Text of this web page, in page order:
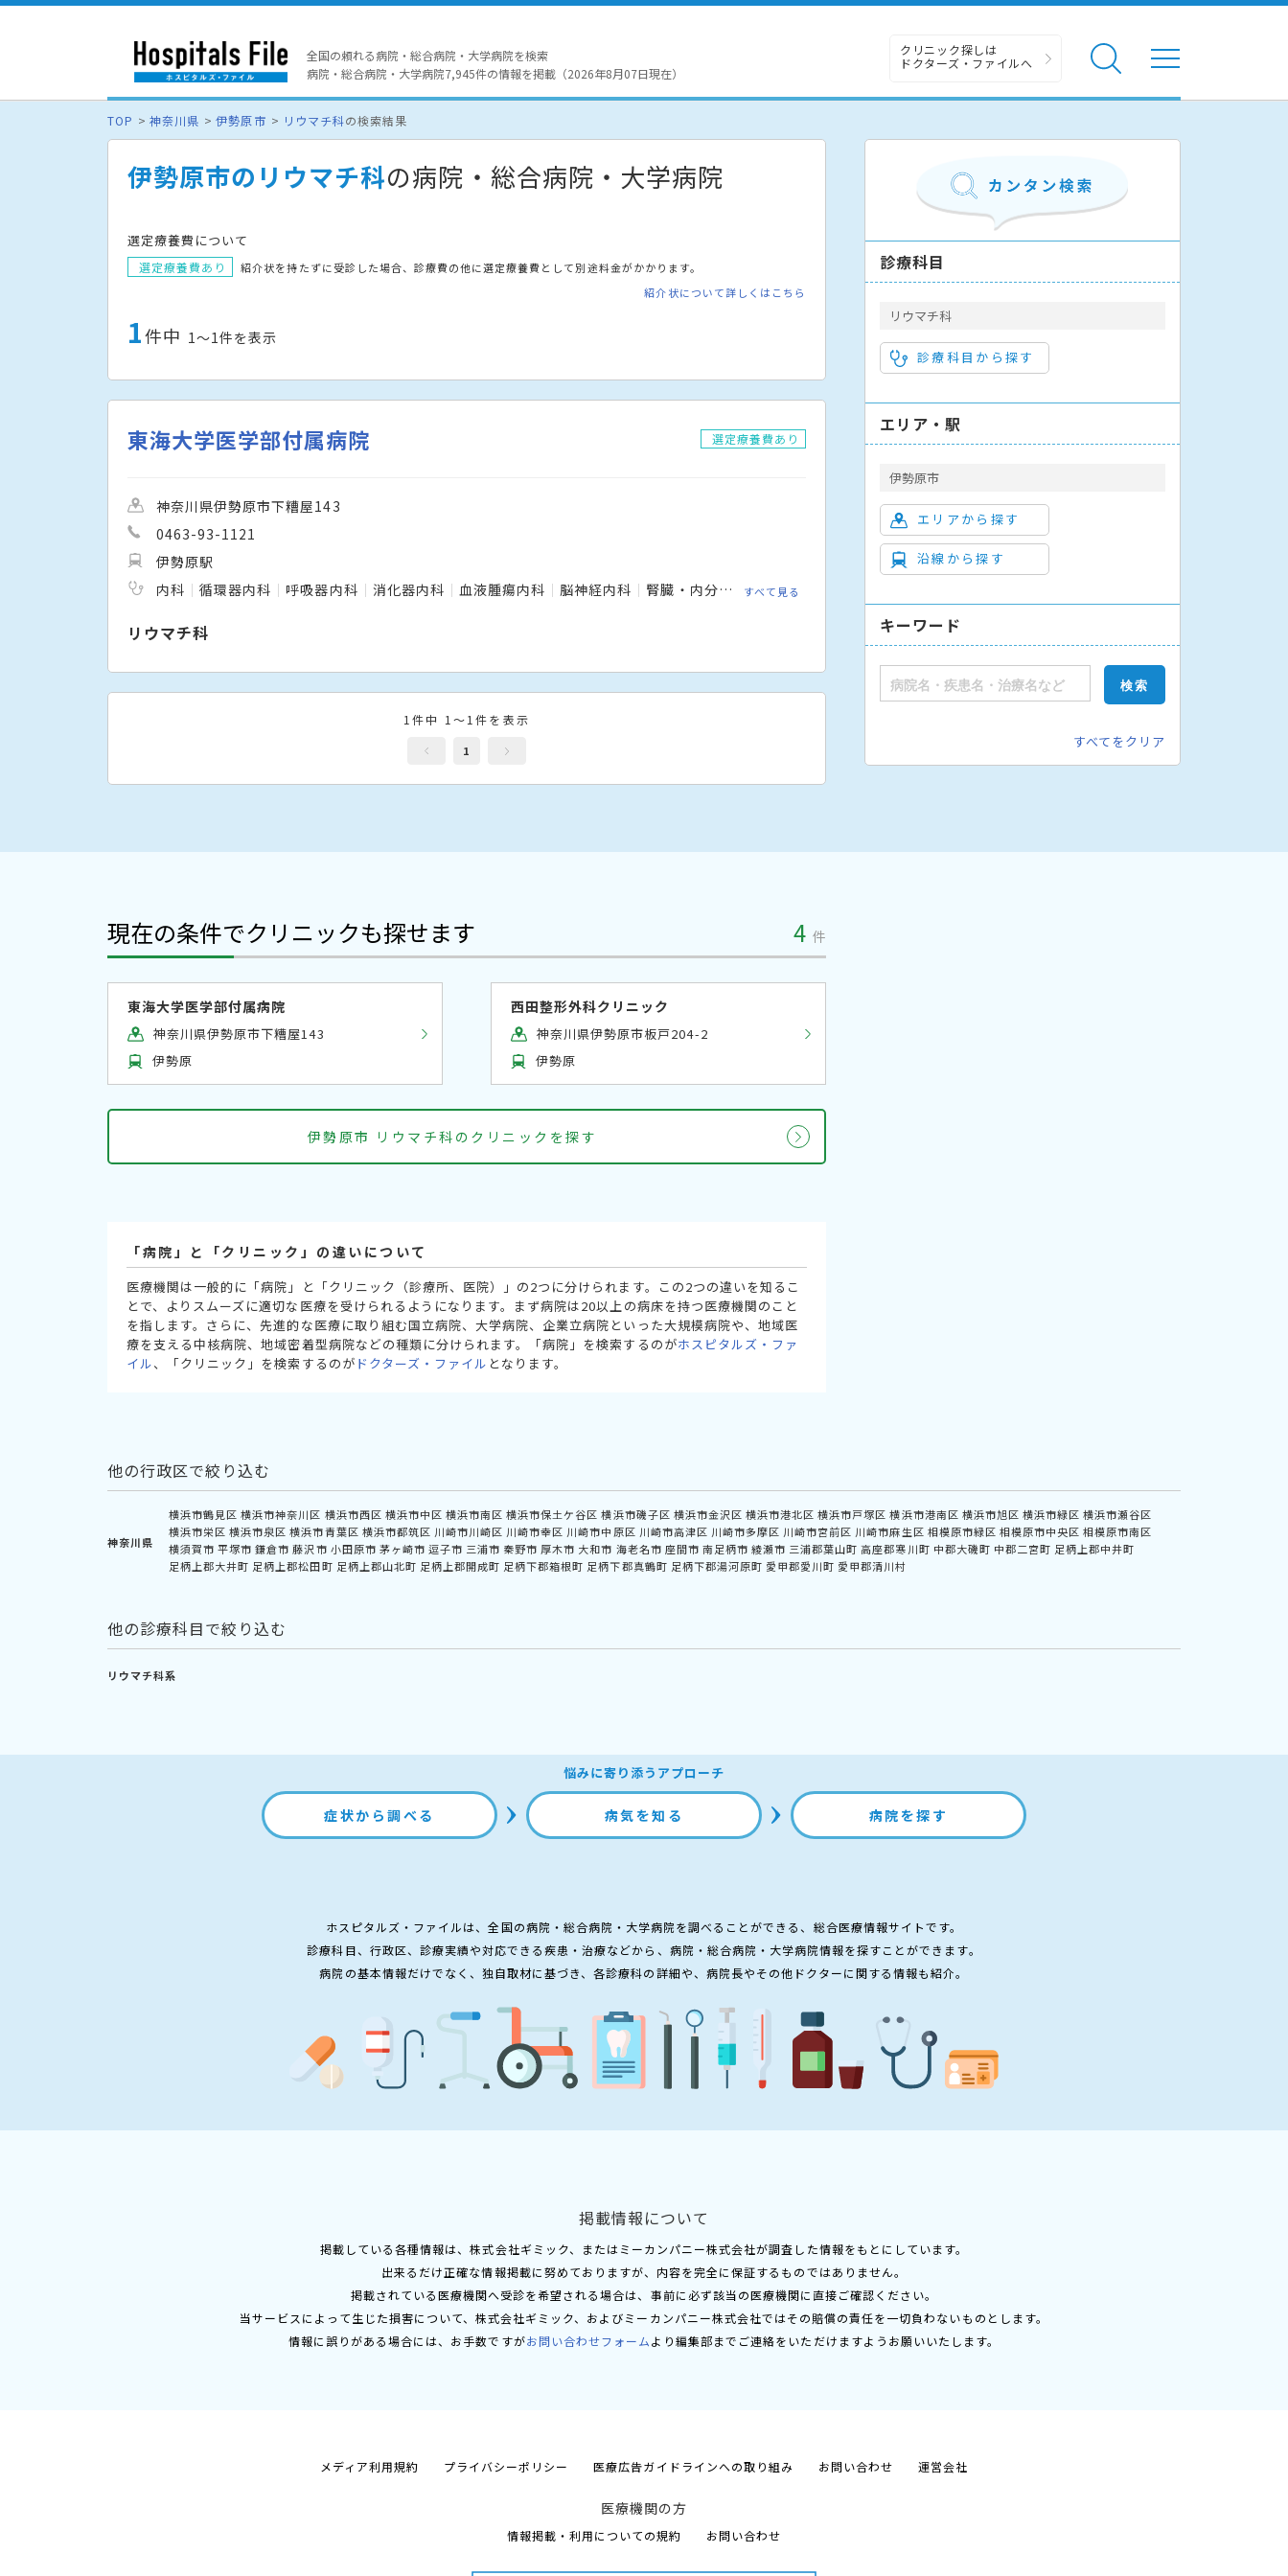
全国の頼れる病院・総合病院・大学病院を検索
病院・総合病院・大学病院7,945件の情報を掲載（2026年8月07日現在）
クリニック探しは
ドクターズ・ファイルへ
TOP 神奈川県 伊勢原市 リウマチ科の検索結果
伊勢原市のリウマチ科の病院・総合病院・大学病院
選定療養費について
選定療養費あり
紹介状を持たずに受診した場合、診療費の他に選定療養費として別途料金がかかります。
紹介状について詳しくはこちら
1件中 1〜1件を表示
東海大学医学部付属病院 選定療養費あり
神奈川県伊勢原市下糟屋143
0463-93-1121
伊勢原駅
内科
循環器内科 呼吸器内科 消化器内科 血液腫瘍内科 脳神経内科 腎臓・内分泌・代謝内科 すべて見る
リウマチ科
1件中 1～1件を表示
1
診療科目
リウマチ科
診療科目から探す
エリア・駅
伊勢原市
エリアから探す
沿線から探す
キーワード
すべてをクリア
現在の条件でクリニックも探せます 4 件
東海大学医学部付属病院
神奈川県伊勢原市下糟屋143
伊勢原
西田整形外科クリニック
神奈川県伊勢原市板戸204-2
伊勢原
伊勢原市 リウマチ科のクリニックを探す
「病院」と「クリニック」の違いについて
医療機関は一般的に「病院」と「クリニック（診療所、医院）」の2つに分けられます。この2つの違いを知るこ
とで、よりスムーズに適切な医療を受けられるようになります。まず病院は20以上の病床を持つ医療機関のこと
を指します。さらに、先進的な医療に取り組む国立病院、大学病院、企業立病院といった大規模病院や、地域医
療を支える中核病院、地域密着型病院などの種類に分けられます。「病院」を検索するのがホスピタルズ・ファ
イル、「クリニック」を検索するのが ドクターズ・ファイル となります。
他の行政区で絞り込む
神奈川県
横浜市鶴見区 横浜市神奈川区 横浜市西区 横浜市中区 横浜市南区 横浜市保土ケ谷区 横浜市磯子区 横浜市金沢区 横浜市港北区 横浜市戸塚区 横浜市港南区 横浜市旭区 横浜市緑区 横浜市瀬谷区
横浜市栄区 横浜市泉区 横浜市青葉区 横浜市都筑区 川崎市川崎区 川崎市幸区 川崎市中原区 川崎市高津区 川崎市多摩区 川崎市宮前区 川崎市麻生区 相模原市緑区 相模原市中央区 相模原市南区
横須賀市 平塚市 鎌倉市 藤沢市 小田原市 茅ヶ崎市 逗子市 三浦市 秦野市 厚木市 大和市 海老名市 座間市 南足柄市 綾瀬市 三浦郡葉山町 高座郡寒川町 中郡大磯町 中郡二宮町 足柄上郡中井町
足柄上郡大井町 足柄上郡松田町 足柄上郡山北町 足柄上郡開成町 足柄下郡箱根町 足柄下郡真鶴町 足柄下郡湯河原町 愛甲郡愛川町 愛甲郡清川村
他の診療科目で絞り込む
リウマチ科系
悩みに寄り添うアプローチ
症状から調べる 病気を知る 病院を探す
ホスピタルズ・ファイルは、全国の病院・総合病院・大学病院を調べることができる、総合医療情報サイトです。
診療科目、行政区、診療実績や対応できる疾患・治療などから、病院・総合病院・大学病院情報を探すことができます。
病院の基本情報だけでなく、独自取材に基づき、各診療科の詳細や、病院長やその他ドクターに関する情報も紹介。
掲載情報について
掲載している各種情報は、株式会社ギミック、またはミーカンパニー株式会社が調査した情報をもとにしています。
出来るだけ正確な情報掲載に努めておりますが、内容を完全に保証するものではありません。
掲載されている医療機関へ受診を希望される場合は、事前に必ず該当の医療機関に直接ご確認ください。
当サービスによって生じた損害について、株式会社ギミック、およびミーカンパニー株式会社ではその賠償の責任を一切負わないものとします。
情報に誤りがある場合には、お手数ですがお問い合わせフォームより編集部までご連絡をいただけますようお願いいたします。
メディア利用規約 プライバシーポリシー 医療広告ガイドラインへの取り組み お問い合わせ 運営会社
医療機関の方
情報掲載・利用についての規約 お問い合わせ